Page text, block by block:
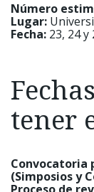
Número
Lugar:
Fecha: 23, 24
tener
Convocatoria
(Simposios y